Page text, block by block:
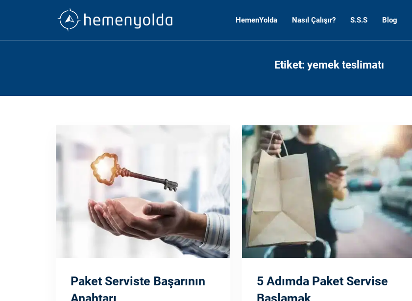
HemenYolda Nasıl Çalışır? S.S.S Blog
Etiket: yemek teslimatı
Paket Serviste Başarının
Anahtarı
5 Adımda Paket Servise
Başlamak